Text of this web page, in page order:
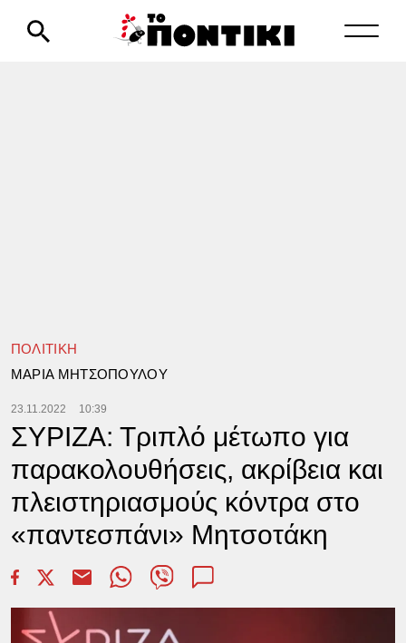
ΠΟΛΙΤΙΚΗ
ΜΑΡΙΑ ΜΗΤΣΟΠΟΥΛΟΥ
23.11.2022 10:39
ΣΥΡΙΖΑ: Τριπλό μέτωπο για
παρακολουθήσεις, ακρίβεια και
πλειστηριασμούς κόντρα στο
«παντεσπάνι» Μητσοτάκη